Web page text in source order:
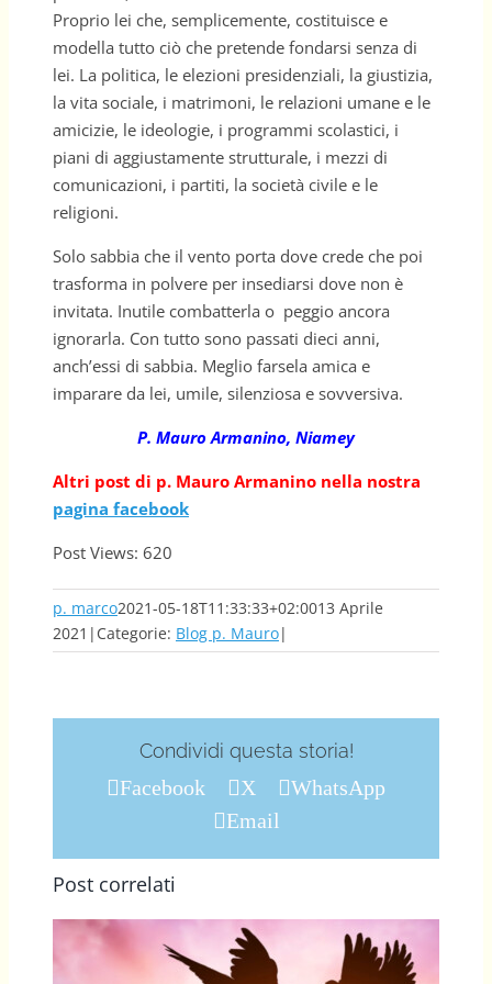
Proprio lei che, semplicemente, costituisce e
modella tutto ciò che pretende fondarsi senza di
lei. La politica, le elezioni presidenziali, la giustizia,
la vita sociale, i matrimoni, le relazioni umane e le
amicizie, le ideologie, i programmi scolastici, i
piani di aggiustamente strutturale, i mezzi di
comunicazioni, i partiti, la società civile e le
religioni.
Solo sabbia che il vento porta dove crede che poi
trasforma in polvere per insediarsi dove non è
invitata. Inutile combatterla o peggio ancora
ignorarla. Con tutto sono passati dieci anni,
anch’essi di sabbia. Meglio farsela amica e
imparare da lei, umile, silenziosa e sovversiva.
P. Mauro Armanino, Niamey
Altri post di p. Mauro Armanino nella nostra
pagina facebook
Post Views: 620
p. marco2021-05-18T11:33:33+02:0013 Aprile
2021 | Categorie: Blog p. Mauro|
Condividi questa storia!
Facebook X
WhatsApp
Email
Post correlati